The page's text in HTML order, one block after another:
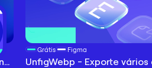
UnfigBento - Crie grids Bento de forma fácil e intuitiva
Grátis Figma